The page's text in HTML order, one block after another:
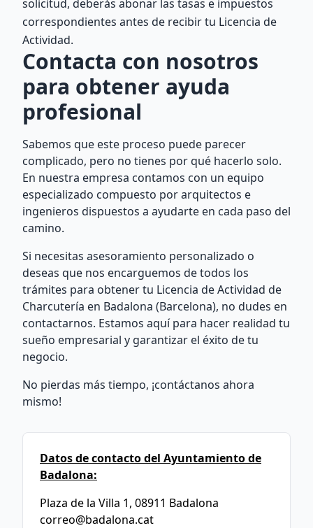
solicitud, deberás abonar las tasas e impuestos
correspondientes antes de recibir tu Licencia de
Actividad.
Contacta con nosotros
para obtener ayuda
profesional
Sabemos que este proceso puede parecer
complicado, pero no tienes por qué hacerlo solo.
En nuestra empresa contamos con un equipo
especializado compuesto por arquitectos e
ingenieros dispuestos a ayudarte en cada paso del
camino.
Si necesitas asesoramiento personalizado o
deseas que nos encarguemos de todos los
trámites para obtener tu Licencia de Actividad de
Charcutería en Badalona (Barcelona), no dudes en
contactarnos. Estamos aquí para hacer realidad tu
sueño empresarial y garantizar el éxito de tu
negocio.
No pierdas más tiempo, ¡contáctanos ahora
mismo!
Datos de contacto del Ayuntamiento de
Badalona:
Plaza de la Villa 1, 08911 Badalona
correo@badalona.cat